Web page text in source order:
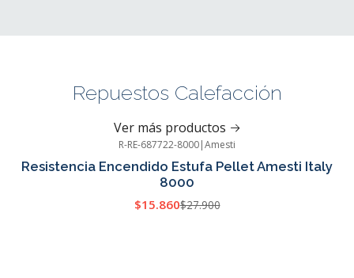
Repuestos Calefacción
Ver más productos
-43%
OFF
R-RE-687722-8000|Amesti
Resistencia Encendido Estufa Pellet Amesti Italy
8000
$15.860$27.900